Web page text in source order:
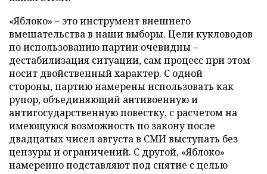
«Яблоко» – это инструмент внешнего
вмешательства в наши выборы. Цели кукловодов
по использованию партии очевидны –
дестабилизация ситуации, сам процесс при этом
носит двойственный характер. С одной
стороны, партию намерены использовать как
рупор, объединяющий антивоенную и
антигосударственную повестку, с расчетом на
имеющуюся возможность по закону после
двадцатых чисел августа в СМИ выступать без
цензуры и ограничений. С другой, «Яблоко»
намеренно подставляют под снятие с целью